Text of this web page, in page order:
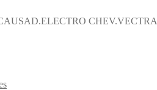
CHEV.VECTRA